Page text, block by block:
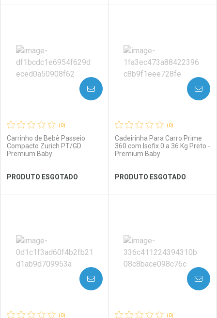
Laboratório
Ativar Desconto
Por Menos Laboratório
Ativar Desconto
Por Menos
(0)
Carrinho de Bebê Passeio
Compacto Zurich PT/GD
Premium Baby
PRODUTO ESGOTADO
AVISE-ME
Laboratório
Por Menos
(0)
Cadeirinha Para Carro Prime
360 com Isofix 0 a 36 Kg Preto -
Premium Baby
PRODUTO ESGOTADO
AVISE-ME
Laboratório
Por Menos
(0)
AVISE-ME
(0)
AVISE-ME